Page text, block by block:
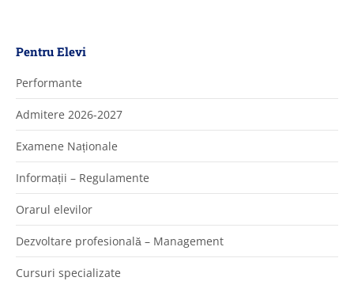
Pentru Elevi
Performante
Admitere 2026-2027
Examene Naționale
Informații – Regulamente
Orarul elevilor
Dezvoltare profesională – Management
Cursuri specializate